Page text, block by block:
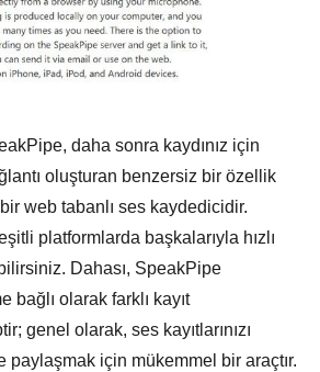
daha sonra kaydınız için
oluşturan benzersiz bir özellik
web tabanlı ses kaydedicidir.
platformlarda başkalarıyla hızlı
Dahası, SpeakPipe
bağlı olarak farklı kayıt
genel olarak, ses kayıtlarınızı
paylaşmak için mükemmel bir araçtır.